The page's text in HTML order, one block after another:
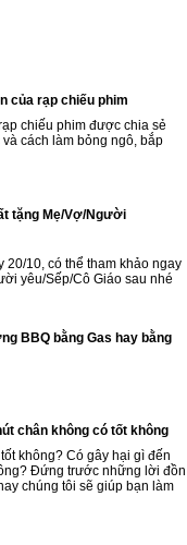
của rạp chiếu phim
chiếu phim được chia sẻ
cách làm bỏng ngô, bắp
tặng Mẹ/Vợ/Người
20/10, có thể tham khảo ngay
yêu/Sếp/Cô Giáo sau nhé
BBQ bằng Gas hay bằng
chân không có tốt không
không? Có gây hại gì đến
Đứng trước những lời đồn
chúng tôi sẽ giúp bạn làm